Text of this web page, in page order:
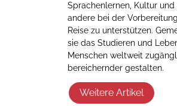
Sprachenlernen, Kultur
andere bei der
Reise zu unterstützen.
sie das Studieren und
Menschen weltweit
bereichernder gestalten.
Weitere Artikel